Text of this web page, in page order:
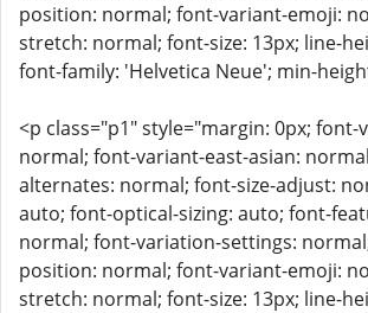
position: normal; font-variant-emoji:
stretch: normal; font-size: 13px; line-
font-family: 'Helvetica Neue'; min-
<p class="p1" style="margin: 0px;
normal; font-variant-east-asian:
alternates: normal; font-size-adjust:
auto; font-optical-sizing: auto; font-
normal; font-variation-settings:
position: normal; font-variant-emoji:
stretch: normal; font-size: 13px; line-